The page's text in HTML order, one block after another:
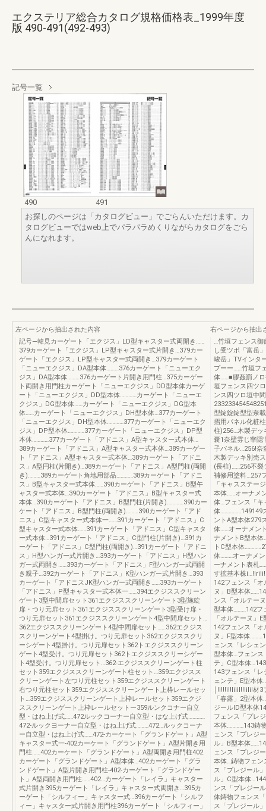
エクステリア総合カタログ規格価格表_1999年度
版 490-491(492-493)
記号一覧
490
491
お探しのページは「カタログビュー」でごらんいただけます。カ
タログビューではweb上でパラパラめくりながらカタログをごら
んになれます。
左ページから抽出された内容
記号―韓見カーゲート「エクジス」LD型キャスター式両開き……
379カーゲート「エクジス」LP型キャスター式片開き…379カー
ゲート「エクジス」LP型キャスター式両開き…379カーゲート
「ニューエクジス」DA型本体………376カーゲート「ニューエク
ジス」DA型本体………376カーゲート片開き用門柱…375カーゲー
ト両開き用門柱カーゲート「ニューエクジス」DD型本体カーゲ
ート「ニューエクジス」DD型本体…………カーゲート「ニューエ
クジス」DG型本体……カーゲート「ニューエクジス」DG型本
体……カーゲート「ニューエクジス」DH型本体…377カーゲート
「ニューエクジス」DH型本体…………377カーゲート「ニューエク
ジス」DP型本体…………377カーゲート「ニューエクジス」DP型
本体…………377カーゲート「アドニス」A型キャスター式本体…
389カーゲート「アドニス」A型キャスター式本体…389カーゲー
ト「アドニス」A型キャスター式本体…389カーゲート「アドニ
ス」A型円柱(片開き)…389カーゲート「アドニス」A型門柱(両開
き)………389カーゲート角地用部品…………389カーゲート「アドニ
ス」B型キャスター式本体……390カーゲート「アドニス」B型午
ャスター式本体…390カーゲート「アドニス」B型キャスター式
本体…390カーゲート「アドニス」B型門柱(片開き)…………390カー
ケート「アドニス」B型門柱(両開き)………390カーゲート「アド
ニス」C型キャスター式本体一……391カーゲート「アドニス」C
型キャスター式本体……391カーゲート「アドニス」C型キャスタ
ー式本体…391カーゲート「アドニス」C型門柱(片開き)…391カ
ーゲート「アドニス」C型門柱(両開き)…391カーゲート「アドニ
ス」H型ハンガー式片開き…393カーゲート「アドニス」H型ハン
ガー式両開き……393カーゲート「アドニス」F型ハンガー式両開
き親子…392カーゲート「アドニス」K型ハンガー式片開き…393
カーゲート「アドニスJK型ハンガー式両開き……393カーゲート
「アドニス」P型キャスター式本体一……394エクジススクリーン
ゲート3型中間扉セット361エクジススクリーンゲート3型施錠
扉・つり元扉セット361エクジススクリーンゲート3型受け扉・
つり元扉セット361エクジススクリーンゲート4型中間扉セット…
362エクジススクリーンゲート4型中間扉セット……362エクジス
スクリーンゲート4型掛け。つり元扉セット362エクジススクリ
ーシゲート4型掛け。つり元扉セット362トエクジススクリーン
ゲート4型受け。つり元扉セット362トエクジススクリーシゲー
ト4型受け。つり元扉セット…362-エクジススクリーンゲート柱
セット359エクジススクリーンゲート柱セット…359エクジスス
クリーンゲート左つり元柱セット359エクジススクリーンゲート
右つり元柱セット359エクジススクリーンゲート上枠レールセッ
ト…359エクジススクリーンゲート上枠レールセット359エクジ
ススクリーンゲート上枠レールセットー359ルンクコナー自立
型・はね上げ式……472ルックコーナー自立型・はな上げ式…………
472-ルックヨーナー自立型・はね上げ式………472…ルックコーナ
ー自立型・はね上げ式……472-カーケート「グランドゲート」A型
キャスター式一-402カーケート「グランドゲート」A型片開き用
門柱……402カーケート「グランドゲート」A型両開き用門柱402
カーゲート「グランドゲート」A型本体…402カーゲート「グラ
ンドゲート」A型片開き用門柱-402-カーゲート「グランドゲー
ト」A型両開き用門柱……402…カーゲート「レイラ」キャスター
式片開き395カーゲート「レイラ」キャスター式両開き…395カ
ーゲート「シルフィー」キャスター式…396カーゲート「シルフ
ィー」キャスター式片開き用門柱396カーゲート「シルフィー」
右ページから抽出
…竹垣フェンス
し受ツポ「富岳
峻岳」TVインタ
プーー……竹垣フ
体……■膠姦罰ノ
垣フェンス四ツ
ンス四ツロ垣中
型錠錠錠型型奈
摺用パネル化粧
柱)256…木製デッ
嚢1奈壁雰じ宰隠
子バネル…256!奈
木製デッキ別売
(長柱)……256不裂
補修用塗料…257
「キャスステー
本体……オーナメ
体…フェンス「キ
体……………149149
ントA型本体279
体……オーナメン
ナメントB型本
トC型本体
体………オーナメ
ーナメント表札
す拡基本株
142フェンス「
ヌ」B型本体
ンス「オルテー
型本体………142フ
「オルテーヌ」
142フェンス「
ヌ」F型本体
ェンス「レシェ
型本体…フェンス
テ」C型本体
143フェンス「
ェンテ」E型本
￨!i!!!i!!Iiiil!!!ili!材
「春露」2型本
ジールID型本体
フェンス「プレ
本体…………143鋳
ェンス「プレジ
ル」B型本体
ェンス「プレジ
本体…鋳物フェ
ス「プレジール
ル」C型本体
ンス「プレジー
体鋳物フェンス
ス「プレジール